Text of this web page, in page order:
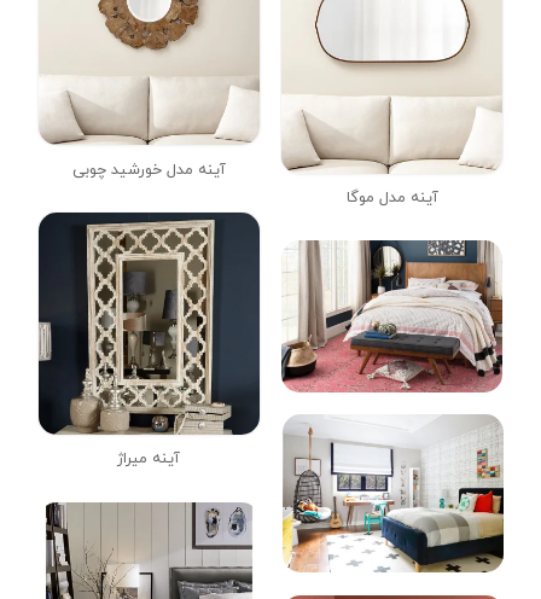
آینه مدل خورشید چوبی
آینه مدل موگا
آینه میراژ